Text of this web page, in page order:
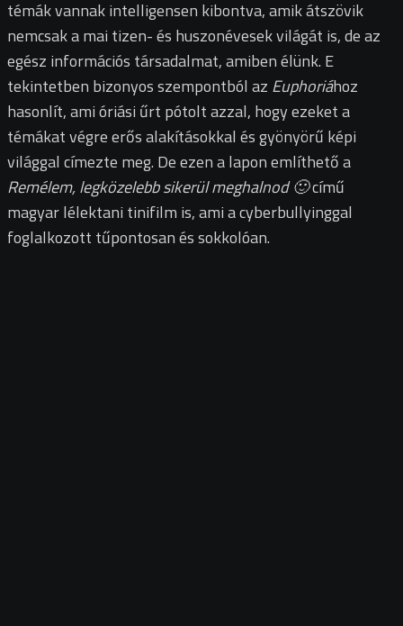
témák vannak intelligensen kibontva, amik átszövik
nemcsak a mai tizen- és huszonévesek világát is, de az
egész információs társadalmat, amiben élünk. E
tekintetben bizonyos szempontból az Euphoriához
hasonlít, ami óriási űrt pótolt azzal, hogy ezeket a
témákat végre erős alakításokkal és gyönyörű képi
világgal címezte meg. De ezen a lapon említhető a
Remélem, legközelebb sikerül meghalnod 🙂című
magyar lélektani tinifilm is, ami a cyberbullyinggal
foglalkozott tűpontosan és sokkolóan.